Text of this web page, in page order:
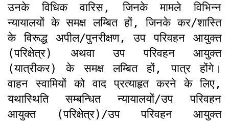
उनके विधिक वारिस, जिनके मामले विभिन्न
न्यायालयों के समक्ष लम्बित हों, जिनके कर/शास्ति
के विरूद्ध अपील/पुनरीक्षण, उप परिवहन आयुक्त
(परिक्षेत्र) अथवा उप परिवहन आयुक्त
(यात्रीकर) के समक्ष लम्बित हों, पात्र होंगे।
वाहन स्वामियों को वाद प्रत्याहृत करने के लिए,
यथास्थिति सम्बन्धित न्यायालयों/उप परिवहन
आयुक्त (परिक्षेत्र)/उप परिवहन आयुक्त